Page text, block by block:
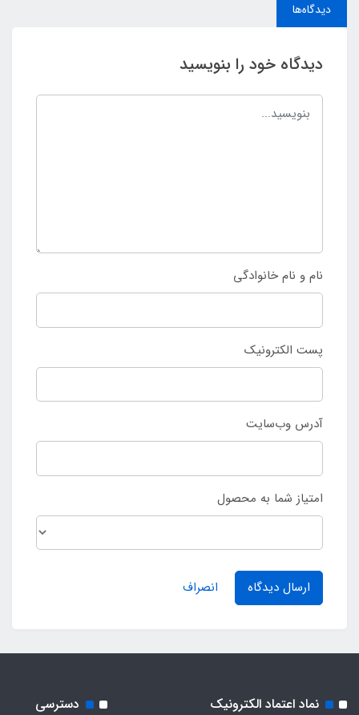
دیدگاه‌ها
دیدگاه خود را بنویسید
نام و نام خانوادگی
پست الکترونیک
آدرس وب‌سایت
امتیاز شما به محصول
ارسال دیدگاه انصراف
نماد اعتماد الکترونیک
دسترسی